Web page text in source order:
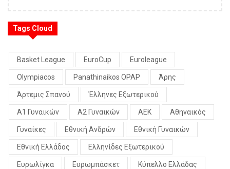
Tags Cloud
Basket League EuroCup Euroleague
Olympiacos Panathinaikos OPAP Άρης
Άρτεμις Σπανού Έλληνες Εξωτερικού
Α1 Γυναικών Α2 Γυναικών ΑΕΚ Αθηναικός
Γυναίκες Εθνική Ανδρών Εθνική Γυναικών
Εθνική Ελλάδος Ελληνίδες Εξωτερικού
Ευρωλίγκα Ευρωμπάσκετ Κύπελλο Ελλάδας